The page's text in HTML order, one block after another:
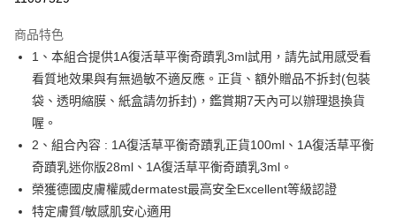
Apple Pay
悠遊付
Google Pay
AFTEE先享後付
相關說明
【關於「AFTEE先享後付」】
AFTEE先享後付是「在收到商品之後才付款」的支付方式。 讓您購物簡單
ATM付款
商品特色
1、本組合提供1A復活草平衡奇蹟乳3ml試用，請先試用感受看
看質地效果與有無過敏不適反應。正貨、額外贈品不拆封(包裝
袋、透明縮膜、紙盒請勿拆封)，鑑賞期7天內可以辦理退換貨
喔。
2、組合內容 : 1A復活草平衡奇蹟乳正貨100ml、1A復活草平衡
奇蹟乳迷你版28ml、1A復活草平衡奇蹟乳3ml。
榮獲德國皮膚權威dermatest最高安全Excellent等級認證
特定膚質/敏感肌安心適用